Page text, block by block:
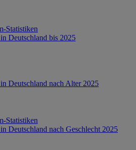
Statistiken
Deutschland bis 2025
Deutschland nach Alter 2025
Statistiken
Deutschland nach Geschlecht 2025